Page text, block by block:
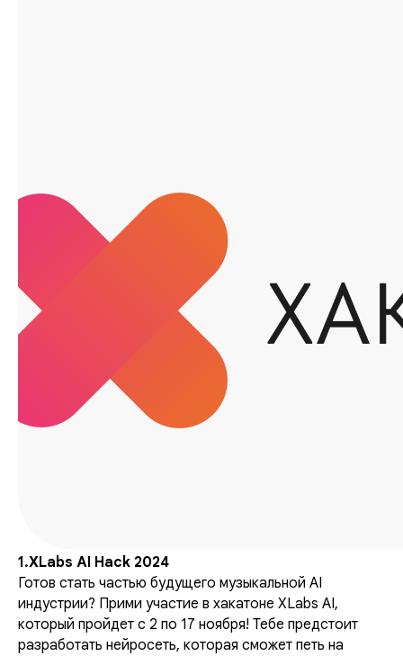
1.XLabs AI Hack 2024
Готов стать частью будущего музыкальной AI
индустрии? Прими участие в хакатоне XLabs AI,
который пройдет с 2 по 17 ноября! Тебе предстоит
разработать нейросеть, которая сможет петь на